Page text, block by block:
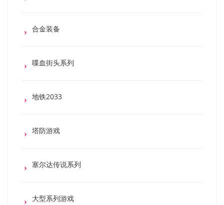
合金装备
喋血街头系列
地铁2033
塔防游戏
塞尔达传说系列
大型系列游戏